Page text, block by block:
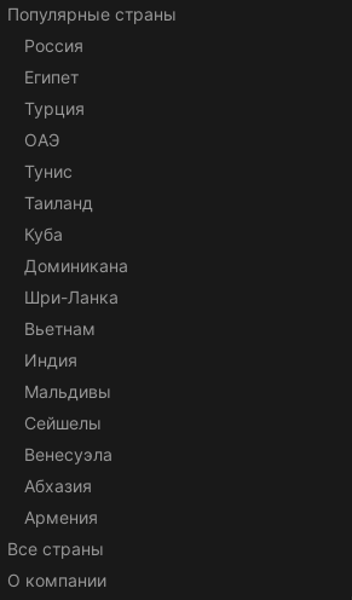
Популярные страны
Россия
Египет
Турция
ОАЭ
Тунис
Таиланд
Куба
Доминикана
Шри-Ланка
Вьетнам
Индия
Мальдивы
Сейшелы
Венесуэла
Абхазия
Армения
Все страны
О компании